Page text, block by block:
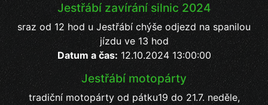
Jestřábí zavírání silnic 2024
sraz od 12 hod u Jestřábí chýše odjezd na spanilou
jízdu ve 13 hod
Datum a čas: 12.10.2024 13:00:00
Jestřábí motopárty
tradiční motopárty od pátku19 do 21.7. neděle,